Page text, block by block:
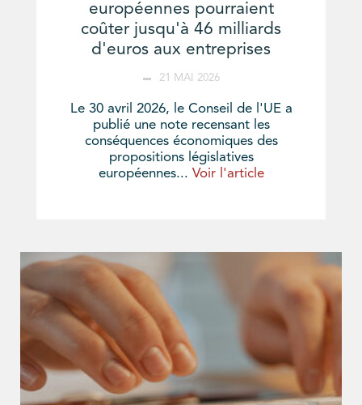
européennes pourraient
coûter jusqu'à 46 milliards
d'euros aux entreprises
21 MAI 2026
Le 30 avril 2026, le Conseil de l'UE a
publié une note recensant les
conséquences économiques des
propositions législatives
européennes... Voir l'article